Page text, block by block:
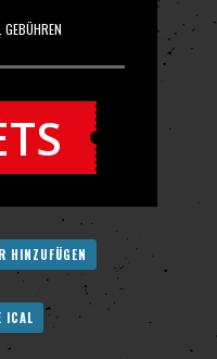
GEBÜHREN
HINZUFÜGEN
ICAL